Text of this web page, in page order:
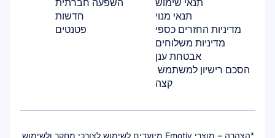
השפעה חברתית
חדשות
פטנטים
תנאי שימוש
תנאי מנוי
מדיניות החזרים כספי
מדיניות משלוחים
אבטחת ענן
קצה